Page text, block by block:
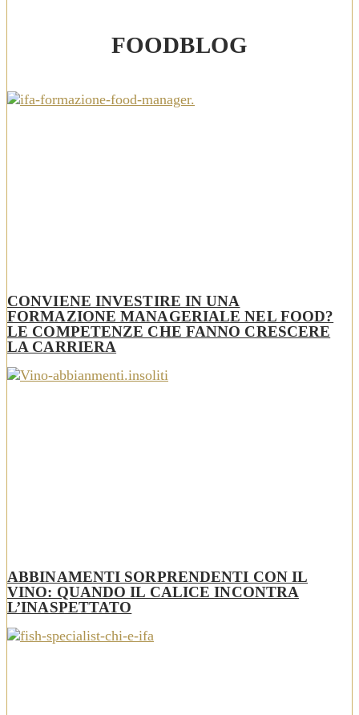
FOODBLOG
CONVIENE INVESTIRE IN UNA
FORMAZIONE MANAGERIALE NEL FOOD?
LE COMPETENZE CHE FANNO CRESCERE
LA CARRIERA
ABBINAMENTI SORPRENDENTI CON IL
VINO: QUANDO IL CALICE INCONTRA
L’INASPETTATO